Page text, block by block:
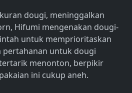
dougi, meninggalkan
Hifumi mengenakan dougi-
untuk memprioritaskan
pertahanan untuk dougi
menonton, berpikir
ini cukup aneh.